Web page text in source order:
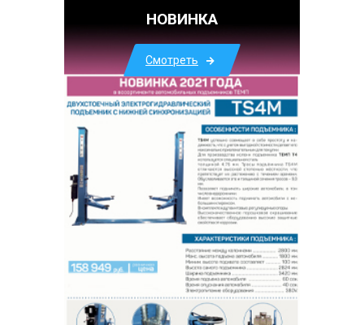
НОВИНКА
Смотреть